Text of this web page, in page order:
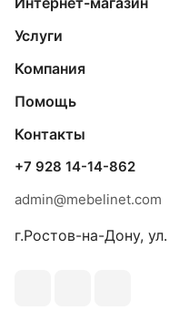
Услуги
Компания
Помощь
Контакты
+7 928 14-14-862
admin@mebelinet.com
г.Ростов-на-Дону,